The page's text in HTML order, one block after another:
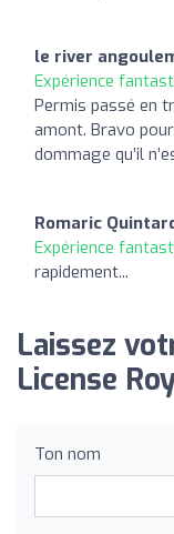
le river
Expérience
Permis passé en
amont. Bravo
dommage qu’il
Romaric
Expérience
rapidement...
Laissez
License
Ton nom